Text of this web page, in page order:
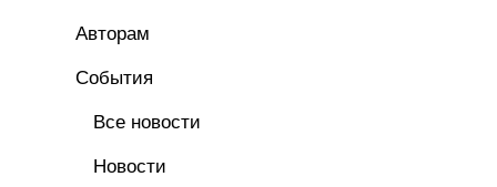
Авторам
Cобытия
Все новости
Новости